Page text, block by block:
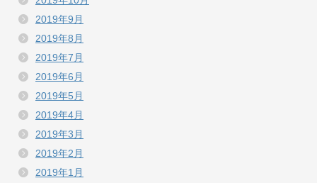
2019年9月
2019年8月
2019年7月
2019年6月
2019年5月
2019年4月
2019年3月
2019年2月
2019年1月